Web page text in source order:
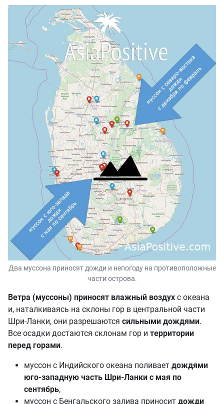
Два муссона приносят дожди и непогоду на противоположные
части острова.
Ветра (муссоны) приносят влажный воздух с океана
и, наталкиваясь на склоны гор в центральной части
Шри-Ланки, они разрешаются сильными дождями.
Все осадки достаются склонам гор и территории
перед горами.
муссон с Индийского океана поливает дождями
юго-западную часть Шри-Ланки с мая по
сентябрь,
муссон с Бенгальского залива приносит дожди